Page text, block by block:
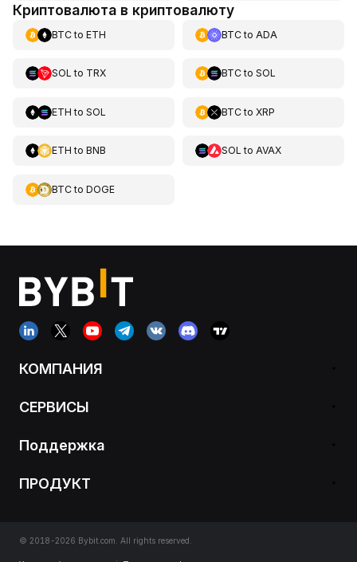
Криптовалюта в криптовалюту
BTCto ETH BTCto ADA
SOL to TRX BTCto SOL
ETH to SOL BTCto XRP
ETH to BNB SOL to AVAX
BTCto DOGE
КОМПАНИЯ
СЕРВИСЫ
Поддержка
ПРОДУКТ
© 2018-2026 Bybit.com. All rights reserved.